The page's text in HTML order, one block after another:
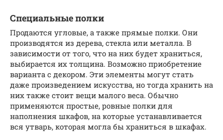
Специальные полки
Продаются угловые, а также прямые полки. Они
производятся из дерева, стекла или металла. В
зависимости от того, что на них будет храниться,
выбирается их толщина. Возможно приобретение
варианта с декором. Эти элементы могут стать
даже произведением искусства, но тогда хранить на
них также стоит вещи малого веса. Обычно
применяются простые, ровные полки для
наполнения шкафов, на которые устанавливается
вся утварь, которая могла бы храниться в шкафах.